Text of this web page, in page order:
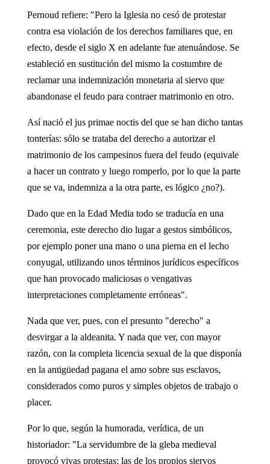
Pernoud refiere: "Pero la Iglesia no cesó de protestar
contra esa violación de los derechos familiares que, en
efecto, desde el siglo X en adelante fue atenuándose. Se
estableció en sustitución del mismo la costumbre de
reclamar una indemnización monetaria al siervo que
abandonase el feudo para contraer matrimonio en otro.
Así nació el jus primae noctis del que se han dicho tantas
tonterías: sólo se trataba del derecho a autorizar el
matrimonio de los campesinos fuera del feudo (equivale
a hacer un contrato y luego romperlo, por lo que la parte
que se va, indemniza a la otra parte, es lógico ¿no?).
Dado que en la Edad Media todo se traducía en una
ceremonia, este derecho dio lugar a gestos simbólicos,
por ejemplo poner una mano o una pierna en el lecho
conyugal, utilizando unos términos jurídicos específicos
que han provocado maliciosas o vengativas
interpretaciones completamente erróneas".
Nada que ver, pues, con el presunto "derecho" a
desvirgar a la aldeanita. Y nada que ver, con mayor
razón, con la completa licencia sexual de la que disponía
en la antigüedad pagana el amo sobre sus esclavos,
considerados como puros y simples objetos de trabajo o
placer.
Por lo que, según la humorada, verídica, de un
historiador: "La servidumbre de la gleba medieval
provocó vivas protestas: las de los propios siervos